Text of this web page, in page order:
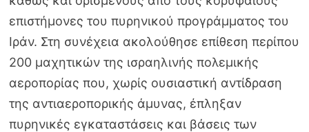
επιστήμονες του πυρηνικού προγράμματος του
Ιράν. Στη συνέχεια ακολούθησε επίθεση περίπου
200 μαχητικών της ισραηλινής πολεμικής
αεροπορίας που, χωρίς ουσιαστική αντίδραση
της αντιαεροπορικής άμυνας, έπληξαν
πυρηνικές εγκαταστάσεις και βάσεις των